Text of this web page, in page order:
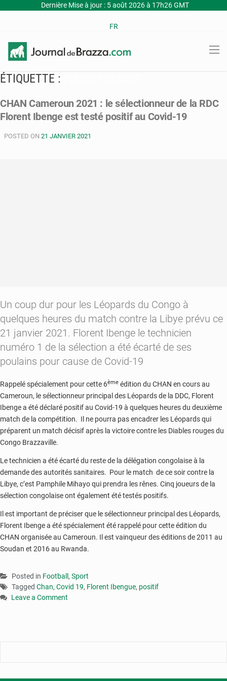
Dernière Mise à jour : 5 août 2026 à 17h26 GMT
FR
ÉTIQUETTE :
CHAN Cameroun 2021 : le sélectionneur de la RDC
Florent Ibenge est testé positif au Covid-19
POSTED ON 21 JANVIER 2021
Un coup dur pour les Léopards du Congo à
quelques heures du match contre la Libye prévu ce
21 janvier 2021. Florent Ibenge le technicien
numéro 1 de la sélection a été écarté de ses
poulains pour cause de Covid-19
Rappelé spécialement pour cette 6ème édition du CHAN en cours au
Cameroun, le sélectionneur principal des Léopards de la DDC, Florent
Ibenge a été déclaré positif au Covid-19 à quelques heures du deuxième
match de la compétition. Il ne pourra pas encadrer les Léopards qui
préparent un match décisif après la victoire contre les Diables rouges du
Congo Brazzaville.
Le technicien a été écarté du reste de la délégation congolaise à la
demande des autorités sanitaires. Pour le match de ce soir contre la
Libye, c’est Pamphile Mihayo qui prendra les rênes. Cinq joueurs de la
sélection congolaise ont également été testés positifs.
Il est important de préciser que le sélectionneur principal des Léopards,
Florent Ibenge a été spécialement été rappelé pour cette édition du
CHAN organisée au Cameroun. Il est vainqueur des éditions de 2011 au
Soudan et 2016 au Rwanda.
Posted in Football , Sport
Tagged Chan, Covid 19, Florent Ibengue, positif
Leave a Comment